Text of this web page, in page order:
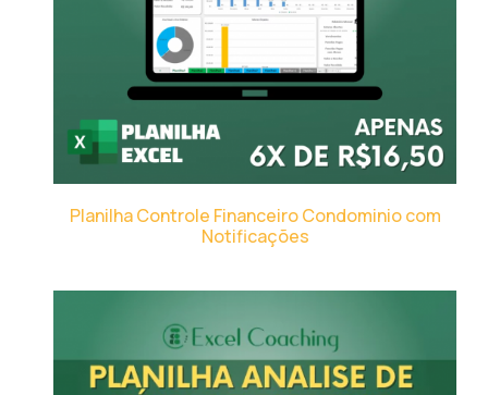
Planilha Controle Financeiro Condominio com
Notificações